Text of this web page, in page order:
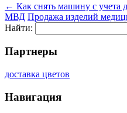
← Как снять машину с учета
МВД Продажа изделий
Найти:
Партнеры
доставка цветов
Навигация